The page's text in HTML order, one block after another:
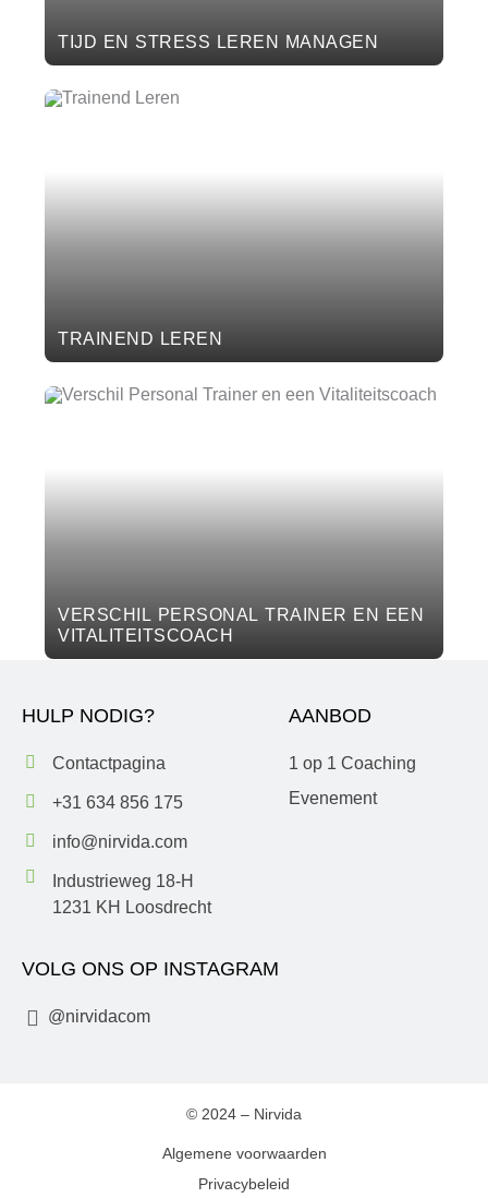
TIJD EN STRESS LEREN MANAGEN
TRAINEND LEREN
VERSCHIL PERSONAL TRAINER EN EEN
VITALITEITSCOACH
HULP NODIG?
Contactpagina
+31 634 856 175
info@nirvida.com
Industrieweg 18-H
1231 KH Loosdrecht
AANBOD
1 op 1 Coaching
Evenement
VOLG ONS OP INSTAGRAM
I
@nirvidacom
© 2024 – Nirvida
Algemene voorwaarden
Privacybeleid